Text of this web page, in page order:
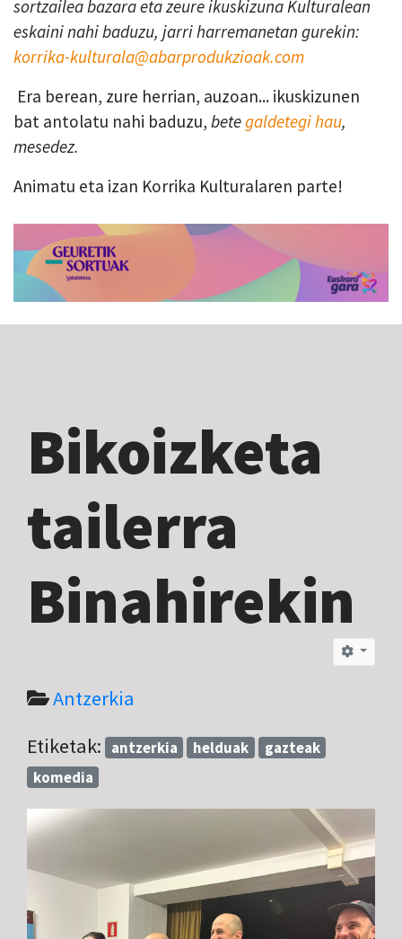
sortzailea bazara eta zeure ikuskizuna Kulturalean
eskaini nahi baduzu, jarri harremanetan gurekin:
korrika-kulturala@abarprodukzioak.com
Era berean, zure herrian, auzoan... ikuskizunen
bat antolatu nahi baduzu, betegaldetegi hau,
mesedez.
Animatu eta izan Korrika Kulturalaren parte!
Bikoizketa
tailerra
Binahirekin
Antzerkia
Etiketak: antzerkia helduak
gazteak
komedia